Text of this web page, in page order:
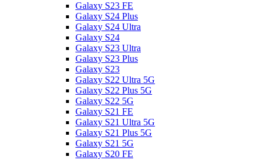
Galaxy S23 FE
Galaxy S24 Plus
Galaxy S24 Ultra
Galaxy S24
Galaxy S23 Ultra
Galaxy S23 Plus
Galaxy S23
Galaxy S22 Ultra 5G
Galaxy S22 Plus 5G
Galaxy S22 5G
Galaxy S21 FE
Galaxy S21 Ultra 5G
Galaxy S21 Plus 5G
Galaxy S21 5G
Galaxy S20 FE